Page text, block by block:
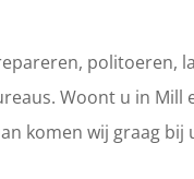
politoeren,
Woont u in
komen wij graag